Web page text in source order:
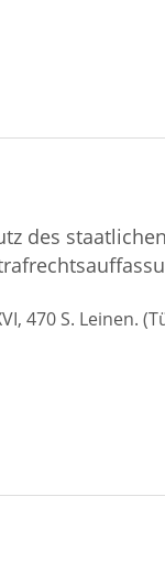
des
470 S. Leinen.